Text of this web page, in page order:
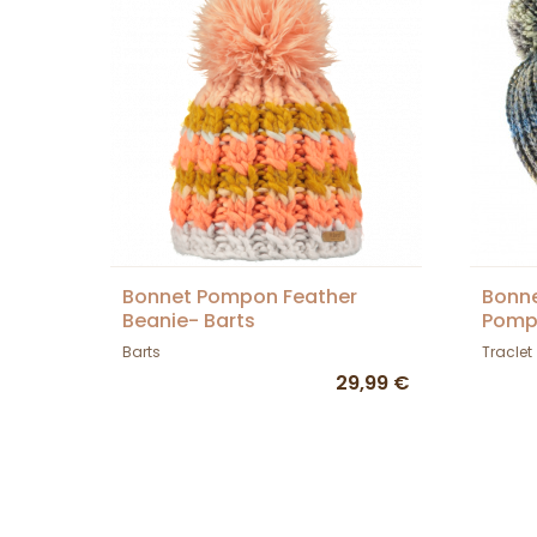
Bonnet Pompon Feather
Beanie- Barts
Barts
29,99 €
gris
Traclet